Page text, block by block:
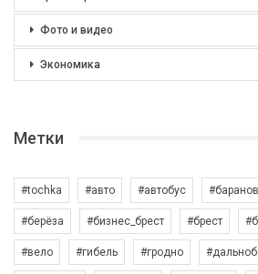
Фото и видео
Экономика
Метки
#tochka #авто #автобус
#берёза #бизнес_брест #брест
#вело #гибель #гродно